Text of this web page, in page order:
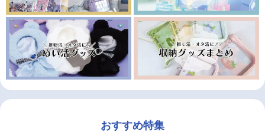
おすすめ特集